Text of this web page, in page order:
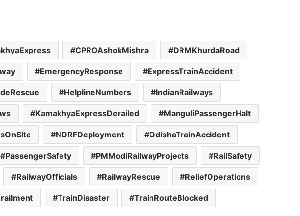
CPROAshokMishra DRMKhurdaRoad
EmergencyResponse ExpressTrainAccident
HelplineNumbers IndianRailways
KamakhyaExpressDerailed ManguliPassengerHalt
NDRFDeployment OdishaTrainAccident
PassengerSafety PMModiRailwayProjects RailSafety
RailwayOfficials RailwayRescue ReliefOperations
TrainDisaster TrainRouteBlocked